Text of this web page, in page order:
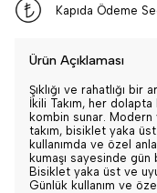
Kapıda Ödeme
Ürün Açıklaması
Şıklığı ve rahatlığı
İkili Takım, her
kombin sunar.
takım, bisiklet yaka
kullanımda ve özel
kumaşı sayesinde
Bisiklet yaka üst ve
Günlük kullanım ve